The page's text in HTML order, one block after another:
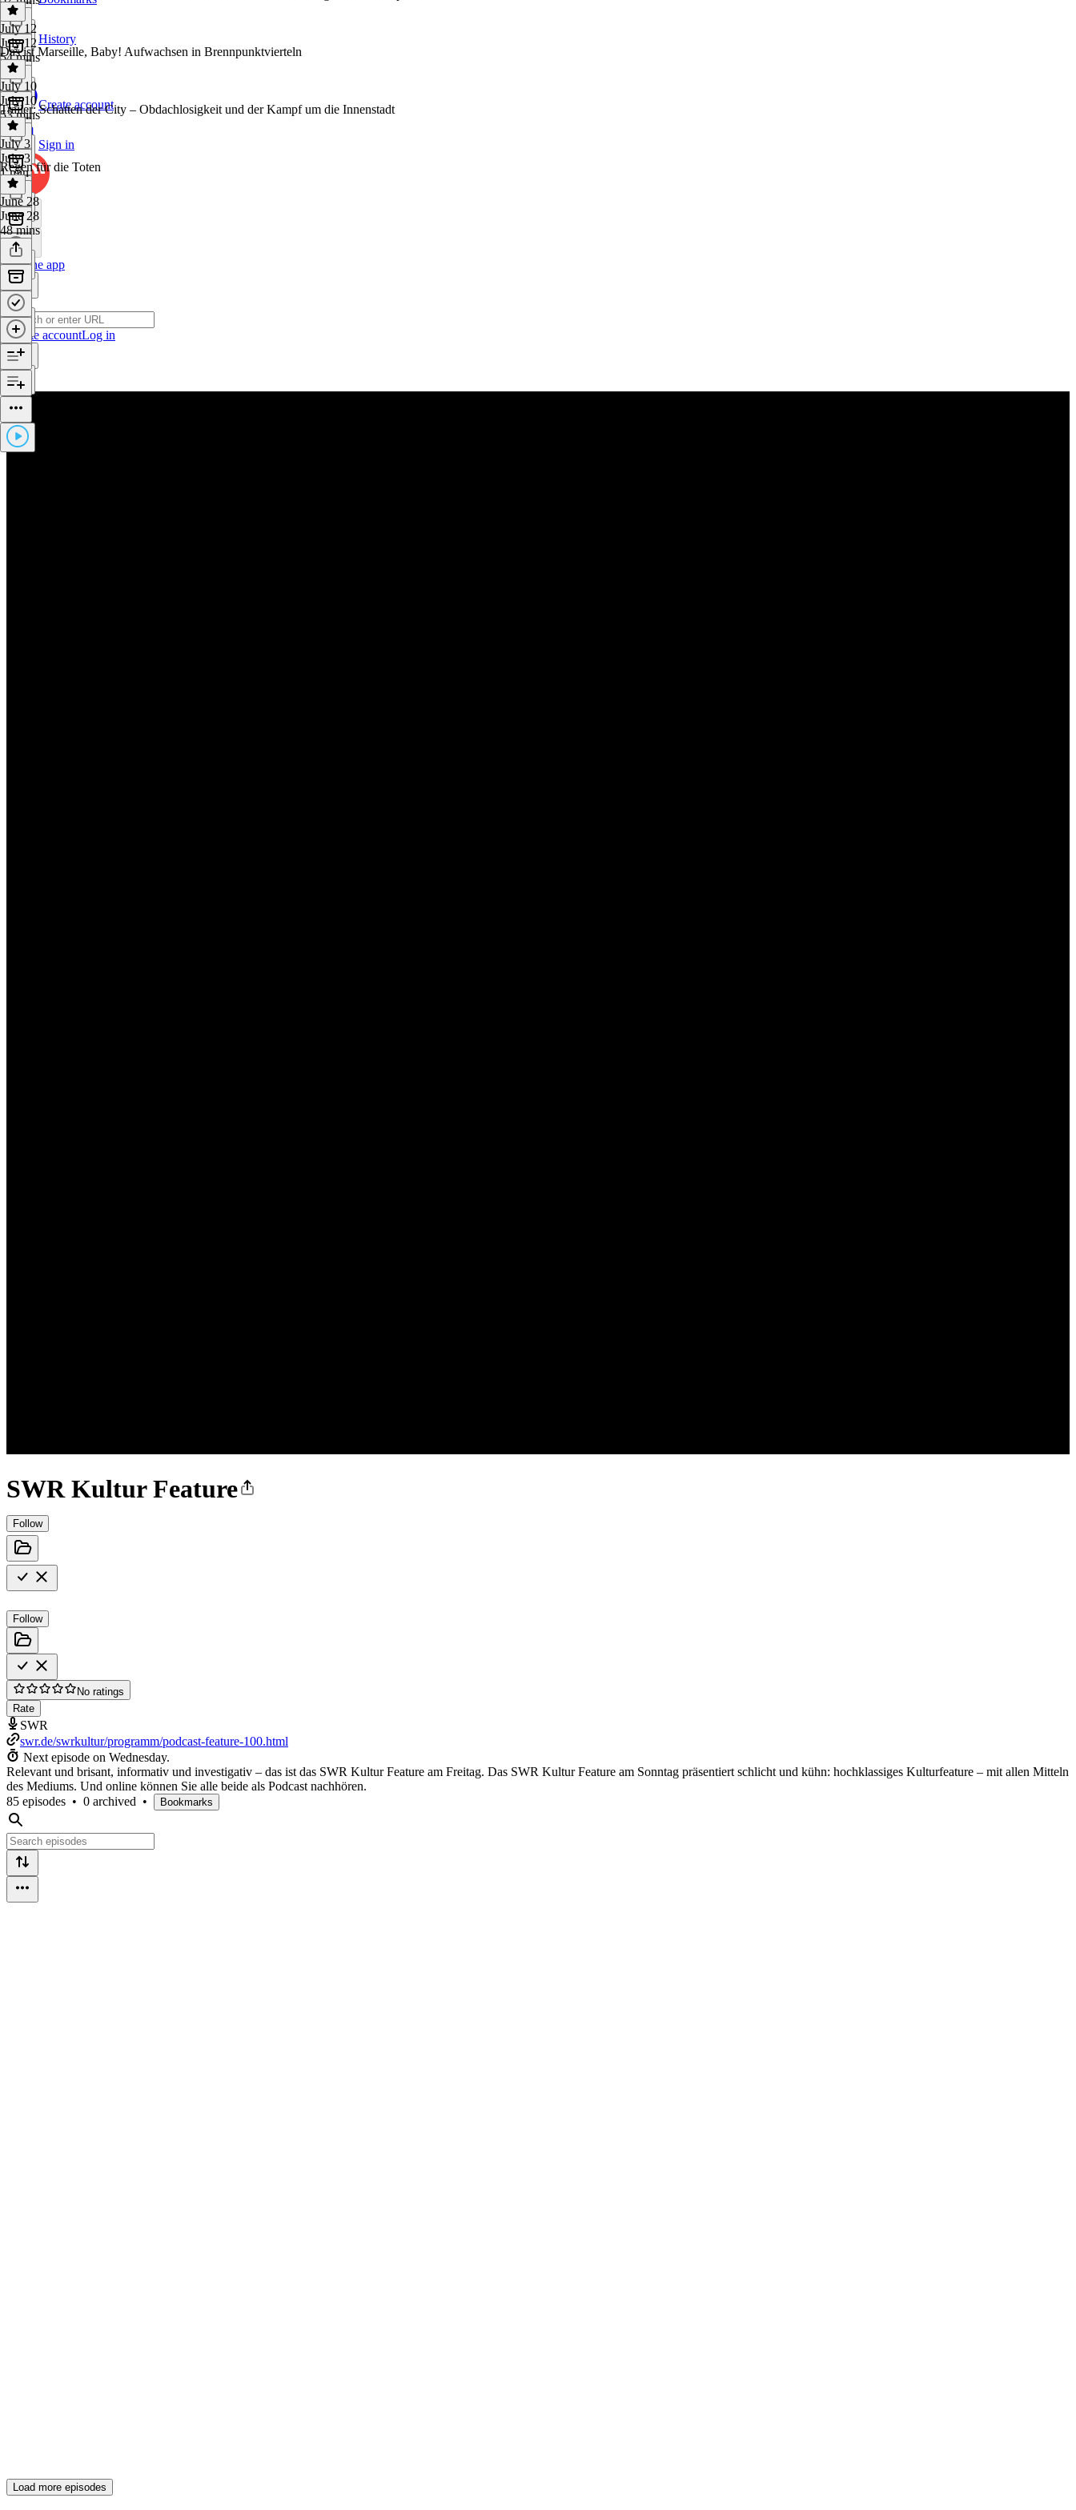
History
Create account
Sign in
Get the app
Create accountLog in
SWR Kultur Feature
Follow
Follow
No ratings
Rate
SWR
swr.de/swrkultur/programm/podcast-feature-100.html
Next episode on Wednesday.
Relevant und brisant, informativ und investigativ – das ist das SWR Kultur Feature am Freitag. Das SWR Kultur Feature am Sonntag präsentiert schlicht und kühn: hochklassiges Kulturfeature – mit allen Mitteln
des Mediums. Und online können Sie alle beide als Podcast nachhören.
85 episodes • 0 archived • Bookmarks
July 12
July 12
54 mins
Das ist Marseille, Baby! Aufwachsen in Brennpunktvierteln
July 10
July 10
53 mins
Trailer: Schatten der City – Obdachlosigkeit und der Kampf um die Innenstadt
July 3
July 3
1 min
Regen für die Toten
June 28
June 28
48 mins
Load more episodes